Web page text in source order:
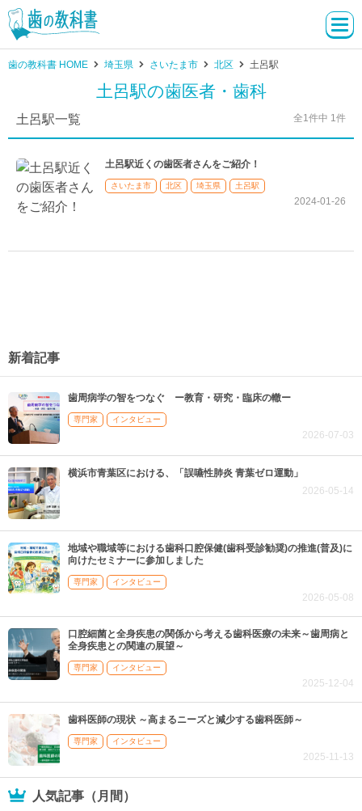
歯の教科書 HOME 埼玉県 さいたま市 北区 土呂駅
土呂駅の歯医者・歯科
土呂駅一覧 全1件中 1件
土呂駅近くの歯医者さんをご紹介！
さいたま市 北区 埼玉県 土呂駅
2024-01-26
新着記事
歯周病学の智をつなぐ ー教育・研究・臨床の轍ー
専門家 インタビュー
2026-07-03
横浜市青葉区における、「誤嚥性肺炎 青葉ゼロ運動」
2026-05-14
地域や職域等における歯科口腔保健(歯科受診勧奨)の推進(普及)に
向けたセミナーに参加しました
専門家 インタビュー
2026-05-08
口腔細菌と全身疾患の関係から考える歯科医療の未来～歯周病と
全身疾患との関連の展望～
専門家 インタビュー
2025-12-04
歯科医師の現状 ～高まるニーズと減少する歯科医師～
専門家 インタビュー
2025-11-13
人気記事（月間）